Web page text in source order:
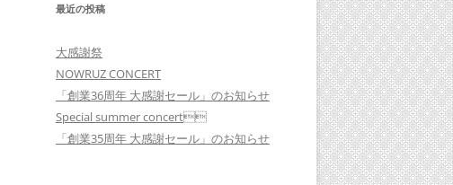
最近の投稿
大感謝祭
NOWRUZ CONCERT
「創業36周年 大感謝セール」のお知らせ
Special summer concert
「創業35周年 大感謝セール」のお知らせ